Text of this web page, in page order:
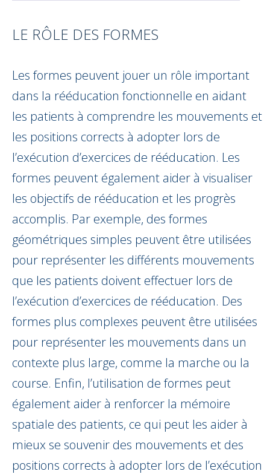
LE RÔLE DES FORMES
Les formes peuvent jouer un rôle important
dans la rééducation fonctionnelle en aidant
les patients à comprendre les mouvements et
les positions corrects à adopter lors de
l’exécution d’exercices de rééducation. Les
formes peuvent également aider à visualiser
les objectifs de rééducation et les progrès
accomplis. Par exemple, des formes
géométriques simples peuvent être utilisées
pour représenter les différents mouvements
que les patients doivent effectuer lors de
l’exécution d’exercices de rééducation. Des
formes plus complexes peuvent être utilisées
pour représenter les mouvements dans un
contexte plus large, comme la marche ou la
course. Enfin, l’utilisation de formes peut
également aider à renforcer la mémoire
spatiale des patients, ce qui peut les aider à
mieux se souvenir des mouvements et des
positions corrects à adopter lors de l’exécution